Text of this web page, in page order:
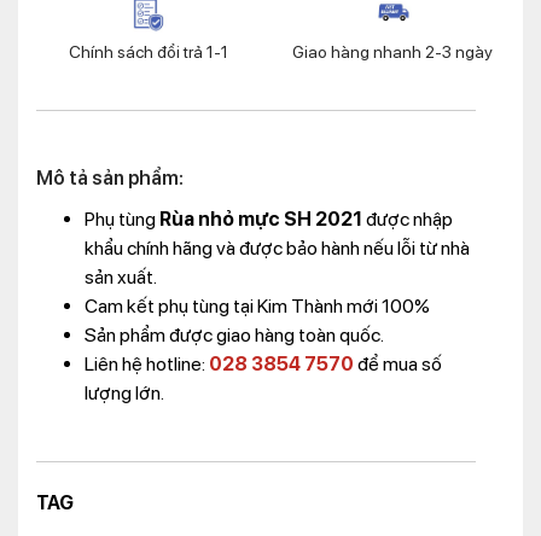
Chính sách đổi trả 1-1 Giao hàng nhanh 2-3 ngày
Mô tả sản phẩm:
Phụ tùng Rùa nhỏ mực SH 2021 được nhập
khẩu chính hãng và được bảo hành nếu lỗi từ nhà
sản xuất.
Cam kết phụ tùng tại Kim Thành mới 100%
Sản phẩm được giao hàng toàn quốc.
Liên hệ hotline: 028 3854 7570 để mua số
lượng lớn.
TAG